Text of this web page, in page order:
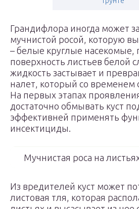
Грандифлора иногда может
мучнистой росой, которую
– белые круглые
поверхность листьев белой
жидкость застывает и
налет, который со временем
На первых этапах
достаточно обмывать куст
эффективней применять
инсектициды.
Мучнистая роса на
Из вредителей куст может
листовая тля, которая